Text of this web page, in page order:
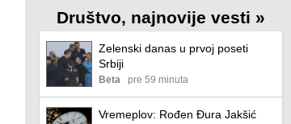
Društvo, najnovije vesti »
Zelenski danas u prvoj poseti
Srbiji
Beta pre 59 minuta
Vremeplov: Rođen Đura Jakšić